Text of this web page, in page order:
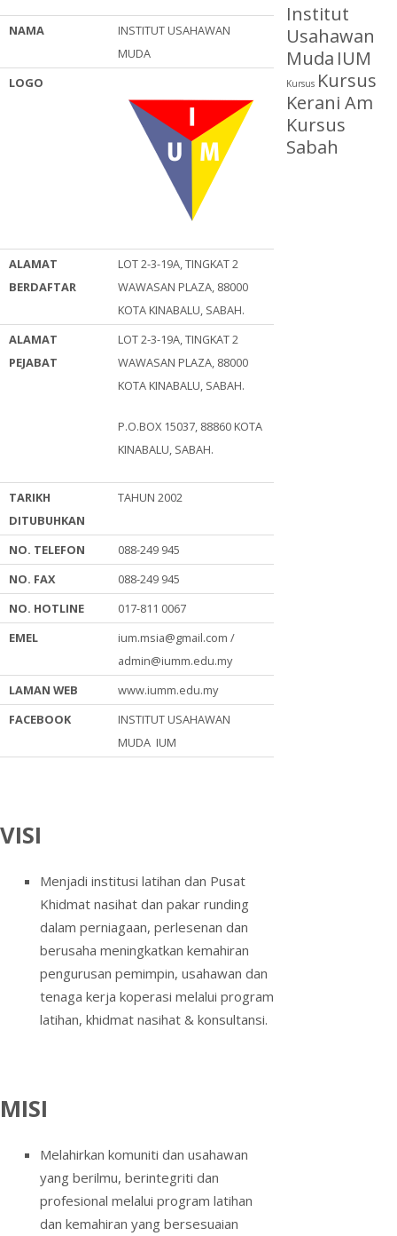
NAMA
INSTITUT USAHAWAN
MUDA
LOGO
ALAMAT
BERDAFTAR
LOT 2-3-19A, TINGKAT 2
WAWASAN PLAZA, 88000
KOTA KINABALU, SABAH.
ALAMAT
PEJABAT
LOT 2-3-19A, TINGKAT 2
WAWASAN PLAZA, 88000
KOTA KINABALU, SABAH.
P.O.BOX 15037, 88860 KOTA
KINABALU, SABAH.
TARIKH
DITUBUHKAN
TAHUN 2002
NO. TELEFON
088-249 945
NO. FAX
088-249 945
NO. HOTLINE
017-811 0067
EMEL
ium.msia@gmail.com /
admin@iumm.edu.my
LAMAN WEB
www.iumm.edu.my
FACEBOOK
INSTITUT USAHAWAN
MUDA IUM
VISI
Menjadi institusi latihan dan Pusat
Khidmat nasihat dan pakar runding
dalam perniagaan, perlesenan dan
berusaha meningkatkan kemahiran
pengurusan pemimpin, usahawan dan
tenaga kerja koperasi melalui program
latihan, khidmat nasihat & konsultansi.
MISI
Melahirkan komuniti dan usahawan
yang berilmu, berintegriti dan
profesional melalui program latihan
dan kemahiran yang bersesuaian
Institut
Usahawan
Muda IUM
Kursus Kursus
Kerani Am
Kursus
Sabah